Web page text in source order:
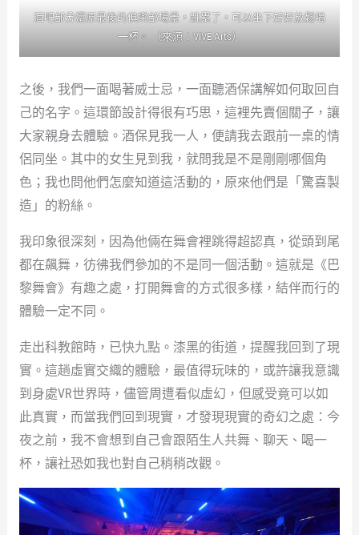
酒吧部分還原最後的俱樂部場景，跳累了，可以坐下好好放鬆喝
一杯。 （來源：VIVE Arts）
之後，我們一面喝著威士忌，一面聽酒保講解如何取回自
己的名字。這環節設計得很有巧思，這裡先賣個關子，讓
大家親身去體驗。酒保見我一人，便請我去跟前一桌的情
侶同坐。其中的女生見到我，就問我是不是剛剛哪個角
色；我也問他們怎麼知道這活動的，原來他們是「驚喜製
造」的粉絲。
我印象很深刻，因為他倆在舞會裡跳得超認真，從頭到尾
都在飆舞，彷彿我們參加的不是同一個活動。這就是《巴
黎舞會》有趣之處，打開舞會的方式很多樣，結伴而行的
體驗一定不同。
走出科教館時，已快九點。漆黑的街道，提醒我回到了現
實。這趟虛實交織的體驗，最值得玩味的，或許讓我意識
到身處VR世界時，儘管周遭看似虛幻，但感受竟可以如
此真實，而當我們回到現實，才發現現實的奇幻之處：今
夜之前，我不會想到自己會跟陌生人共舞、聊天、喝一
杯，讓社恐如我也對自己稍稍改觀。